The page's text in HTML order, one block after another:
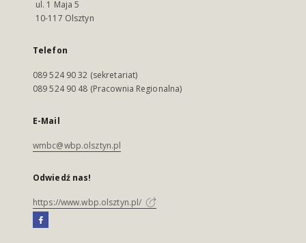
ul. 1 Maja 5
10-117 Olsztyn
Telefon
089 524 90 32 (sekretariat)
089 524 90 48 (Pracownia Regionalna)
E-Mail
wmbc@wbp.olsztyn.pl
Odwiedź nas!
https://www.wbp.olsztyn.pl/